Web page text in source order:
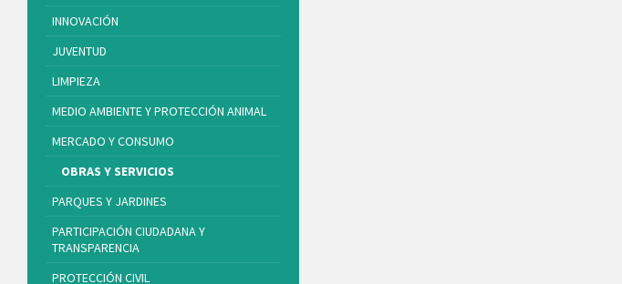
INNOVACIÓN
JUVENTUD
LIMPIEZA
MEDIO AMBIENTE Y PROTECCIÓN ANIMAL
MERCADO Y CONSUMO
OBRAS Y SERVICIOS
PARQUES Y JARDINES
PARTICIPACIÓN CIUDADANA Y
TRANSPARENCIA
PROTECCIÓN CIVIL